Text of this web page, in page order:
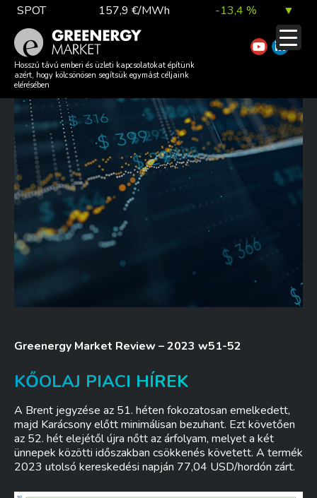
Skip
content
SPOT 157,9 €/MWh -13,4 % ▼
TTF DA 56,1 €/MWh 7,0 % ▲
EUA 81,9 €/t 1,0 % ▲
DAX index 26 140,13 ▲
EUR árfolyam 0,2 %
Hosszú távú emberi és üzleti kapcsolatokat építünk
azért, hogy kölcsönösen segítsük egymást céljaink
elérésében
GREENERGY MARKET REVIEW
– 2023 W51-52
Greenergy Market Review – 2023 w51-52
KŐOLAJ PIACI HÍREK
A Brent jegyzése az 51. héten fokozatosan emelkedett,
majd Karácsony előtt minimálisan bezuhant. Ezt követően
az 52. hét elejétől újra nőtt az árfolyam, melyet a két
ünnepek közötti időszakban csökkenés követett. A termék
2023 utolsó kereskedési napján 77,04 USD/hordón zárt.